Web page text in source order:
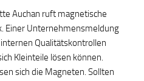
Auchan ruft magnetische
Einer Unternehmensmeldung
Qualitätskontrollen
Kleinteile lösen können.
sich die Magneten. Sollten